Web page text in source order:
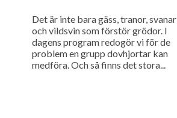
Det är inte bara gäss, tranor, svanar
och vildsvin som förstör grödor. I
dagens program redogör vi för de
problem en grupp dovhjortar kan
medföra. Och så finns det stora...